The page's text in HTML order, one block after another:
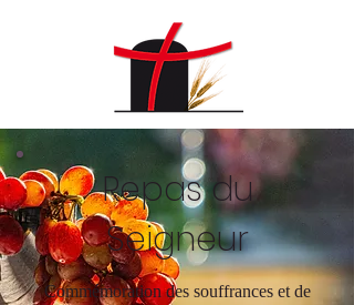
Repas du
Seigneur
Commémoration des souffrances et de